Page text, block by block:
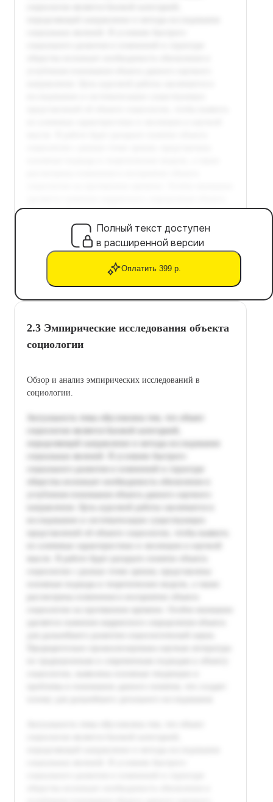
Полный текст доступен
в расширенной версии
Оплатить 399 р.
2.3 Эмпирические исследования объекта
социологии
Обзор и анализ эмпирических исследований в
социологии.